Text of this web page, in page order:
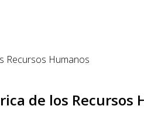
de los Recursos